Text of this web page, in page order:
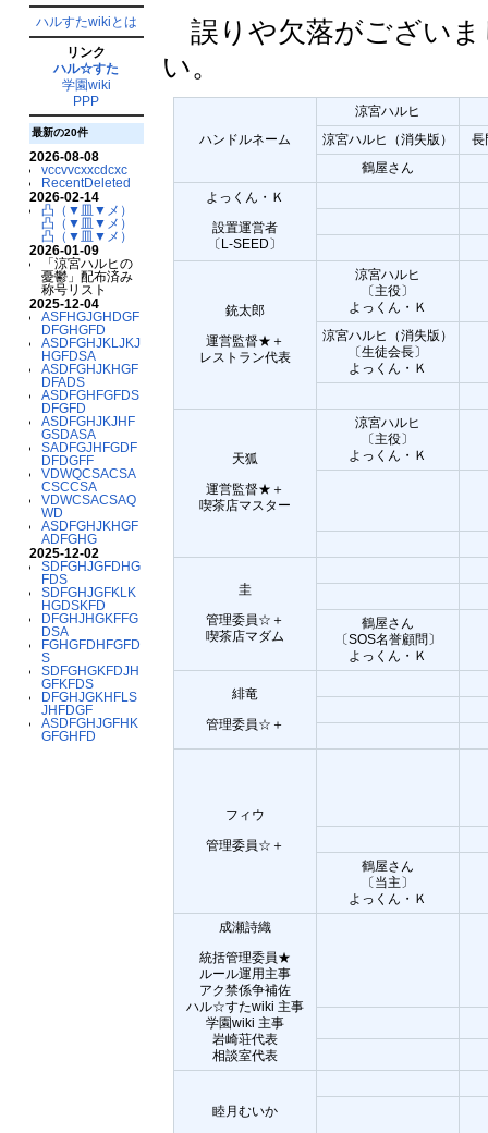
ハルすたwikiとは
リンク
ハル☆すた
学園wiki
PPP
最新の20件
2026-08-08
vccvvcxxcdcxc
RecentDeleted
2026-02-14
凸（▼皿▼メ）
凸（▼皿▼メ）
凸（▼皿▼メ）
2026-01-09
「涼宮ハルヒの
憂鬱」配布済み
称号リスト
2025-12-04
ASFHGJGHDGF
DFGHGFD
ASDFGHJKLJKJ
HGFDSA
ASDFGHJKHGF
DFADS
ASDFGHFGFDS
DFGFD
ASDFGHJKJHF
GSDASA
SADFGJHFGDF
DFDGFF
VDWQCSACSA
CSCCSA
VDWCSACSAQ
WD
ASDFGHJKHGF
ADFGHG
2025-12-02
SDFGHJGFDHG
FDS
SDFGHJGFKLK
HGDSKFD
DFGHJHGKFFG
DSA
FGHGFDHFGFD
S
SDFGHGKFDJH
GFKFDS
DFGHJGKHFLS
JHFDGF
ASDFGHJGFHK
GFGHFD
誤りや欠落がございま
い。
ハンドルネーム
涼宮ハルヒ
涼宮ハルヒ（消失版）
長
鶴屋さん
よっくん・Ｋ
設置運営者
〔L-SEED〕
銃太郎
運営監督★＋
レストラン代表
涼宮ハルヒ
〔主役〕
よっくん・Ｋ
涼宮ハルヒ（消失版）
〔生徒会長〕
よっくん・Ｋ
天狐
運営監督★＋
喫茶店マスター
涼宮ハルヒ
〔主役〕
よっくん・Ｋ
圭
管理委員☆＋
喫茶店マダム
鶴屋さん
〔SOS名誉顧問〕
よっくん・Ｋ
緋竜
管理委員☆＋
フィウ
管理委員☆＋
鶴屋さん
〔当主〕
よっくん・Ｋ
成瀬詩織
統括管理委員★
ルール運用主事
アク禁係争補佐
ハル☆すたwiki 主事
学園wiki 主事
岩崎荘代表
相談室代表
睦月むいか